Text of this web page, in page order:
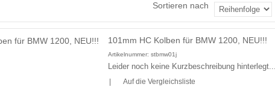
Sortieren nach
101mm HC Kolben für BMW 1200, NEU!!!
Artikelnummer: stbmw01j
Leider noch keine Kurzbeschreibung hinterlegt...
Auf die Vergleichsliste